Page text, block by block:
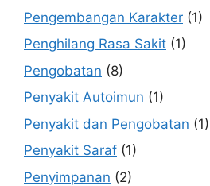
Pengembangan Karakter (1)
Penghilang Rasa Sakit (1)
Pengobatan (8)
Penyakit Autoimun (1)
Penyakit dan Pengobatan (1)
Penyakit Saraf (1)
Penyimpanan (2)